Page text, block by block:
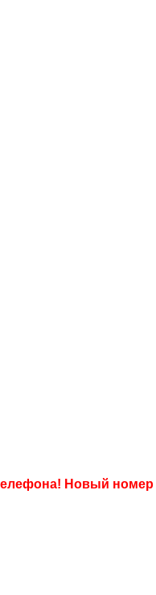
Новый номер